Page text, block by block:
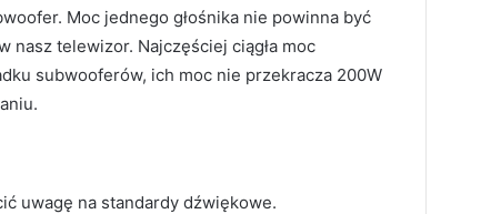
Moc jednego głośnika nie powinna być
nasz telewizor. Najczęściej ciągła moc
subwooferów, ich moc nie przekracza 200W
uwagę na standardy dźwiękowe.